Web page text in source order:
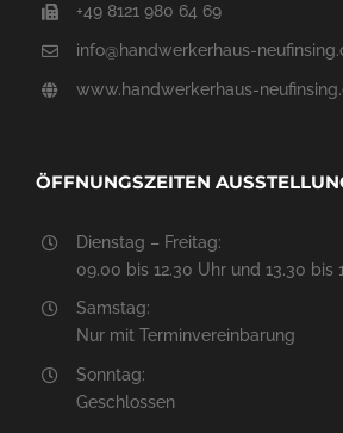
+49 8121 980 64 69
info@handwerkerhaus-
www.handwerkerhaus-
ÖFFNUNGSZEITEN
Dienstag – Freitag:
09.00 bis 12.30 Uhr und 13.30 bis
Samstag:
Nur mit Terminvereinbarung
Sonntag:
Geschlossen